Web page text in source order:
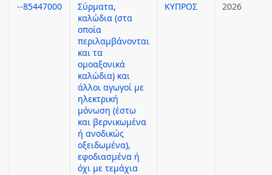
--85447000
Σύρματα,
καλώδια (στα
οποία
περιλαμβάνονται
και τα
ομοαξονικά
καλώδια) και
άλλοι αγωγοί με
ηλεκτρική
μόνωση (έστω
και βερνικωμένα
ή ανοδικώς
οξειδωμένα),
εφοδιασμένα ή
όχι με τεμάχια
ΚΥΠΡΟΣ 2026